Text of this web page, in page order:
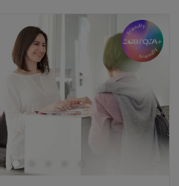
20:00
10:00–18:00
10:00 –18:00
10:00
18:00
10:00 –14:00
Geschlossen
Suche nach effektiven Lösungen
oder anderen ungeliebten Schönheits-
hier die gute Nachricht: Es gibt
Lösung finden! Buche Deinen Dir
ganz einfach online über Treatwell und